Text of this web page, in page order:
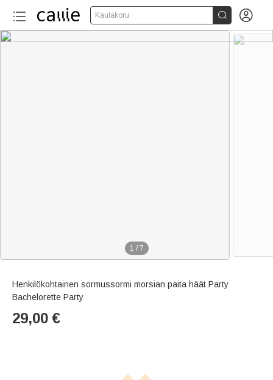
Kaulakoru  
1 / 7
Henkilökohtainen sormussormi morsian paita häät Party
Bachelorette Party
29,00 €